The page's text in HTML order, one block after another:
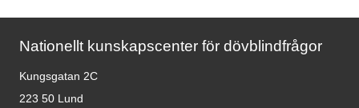
Nationellt kunskapscenter för dövblindfrågor
Kungsgatan 2C
223 50 Lund